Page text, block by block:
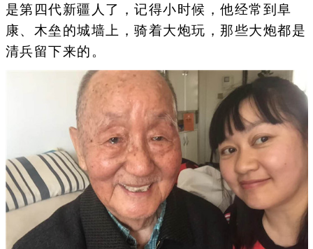
是第四代新疆人了，记得小时候，他经常到阜
康、木垒的城墙上，骑着大炮玩，那些大炮都是
清兵留下来的。